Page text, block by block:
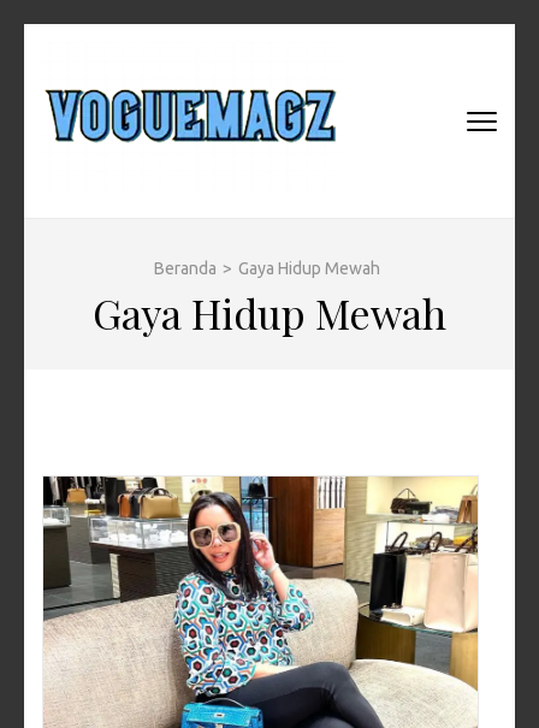
konten
(Tekan
Fashion, Teknologi, dan
Beranda > Gaya Hidup Mewah
Gaya Hidup Mewah